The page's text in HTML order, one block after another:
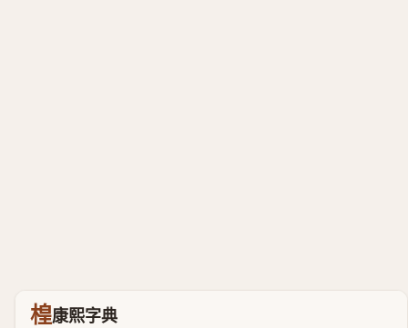
楻康熙字典